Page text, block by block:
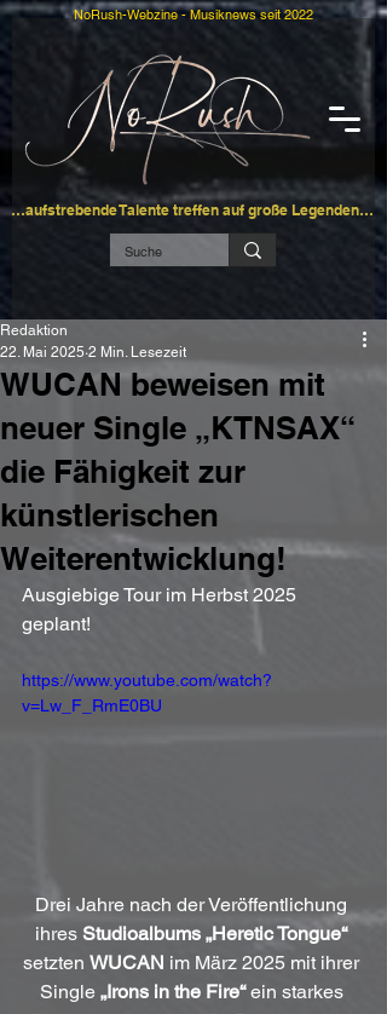
…aufstrebende Talente treffen auf große Legenden…
NoRush-Webzine - Musiknews seit 2022
WUCAN beweisen mit
neuer Single „KTNSAX“
die Fähigkeit zur
künstlerischen
Weiterentwicklung!
Redaktion
22. Mai 2025 2 Min. Lesezeit
Ausgiebige Tour im Herbst 2025
geplant!
https://www.youtube.com/watch?
v=Lw_F_RmE0BU
Drei Jahre nach der Veröffentlichung
ihres Studioalbums „Heretic Tongue“
setzten WUCAN im März 2025 mit ihrer
Single „Irons in the Fire“ ein starkes